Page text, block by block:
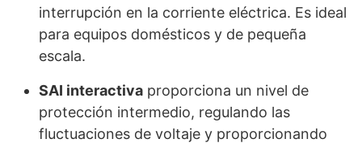
interrupción en la corriente eléctrica. Es ideal
para equipos domésticos y de pequeña
escala.
SAI interactiva proporciona un nivel de
protección intermedio, regulando las
fluctuaciones de voltaje y proporcionando